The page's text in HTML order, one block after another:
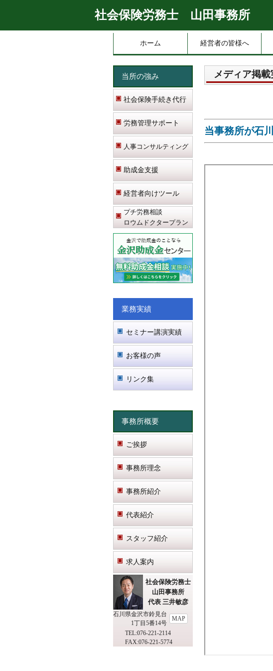
社会保険労務士 山田事務所
ホーム 経営者の皆様へ
当所の強み
社会保険手続き代行
労務管理サポート
人事コンサルティング
助成金支援
経営者向けツール
プチ労務相談
ロウムドクタープラン
業務実績
セミナー講演実績
お客様の声
リンク集
事務所概要
ご挨拶
事務所理念
事務所紹介
代表紹介
スタッフ紹介
求人案内
社会保険労務士
山田事務所
代表 三井敏彦
石川県金沢市鈴見台
1丁目5番14号
MAP
TEL:076-221-2114
FAX:076-221-5774
メディア掲載
当事務所が石